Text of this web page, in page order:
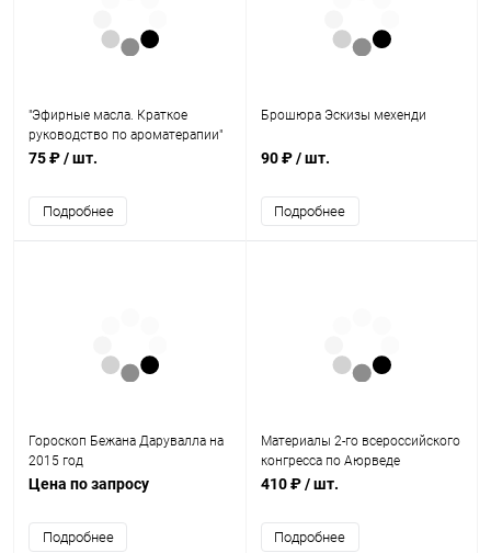
"Эфирные масла. Краткое
руководство по ароматерапии"
75 ₽/ шт.
Подробнее
Брошюра Эскизы мехенди
90 ₽/ шт.
Подробнее
Гороскоп Бежана Дарувалла на
2015 год
Цена по запросу
Подробнее
Материалы 2-го всероссийского
конгресса по Аюрведе
410 ₽/ шт.
Подробнее